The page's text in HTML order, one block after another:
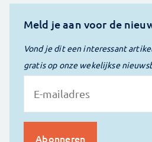
Meld je aan voor de
Vond je dit een interessant
gratis op onze wekelijkse